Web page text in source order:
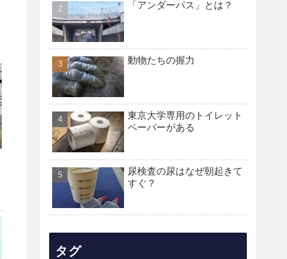
「アンダーパス」とは？
動物たちの握力
東京大学専用のトイレット
ペーパーがある
尿検査の尿はなぜ朝起きて
すぐ？
タグ